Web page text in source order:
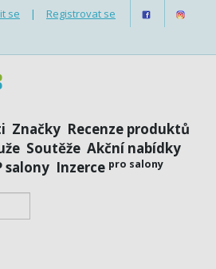
se | Registrovat se
Značky Recenze produktů
Soutěže Akční nabídky
salony Inzerce pro salony